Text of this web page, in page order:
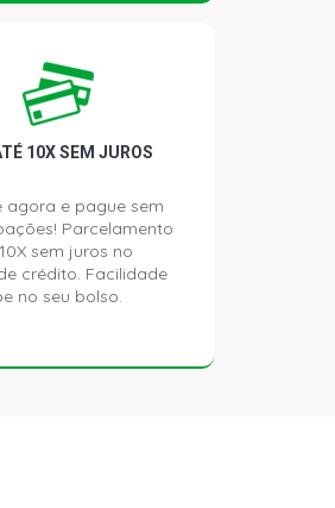
(2008 -
(2004 -
(2004 -
10X SEM JUROS
agora e pague sem
Parcelamento
sem juros no
crédito. Facilidade
no seu bolso.